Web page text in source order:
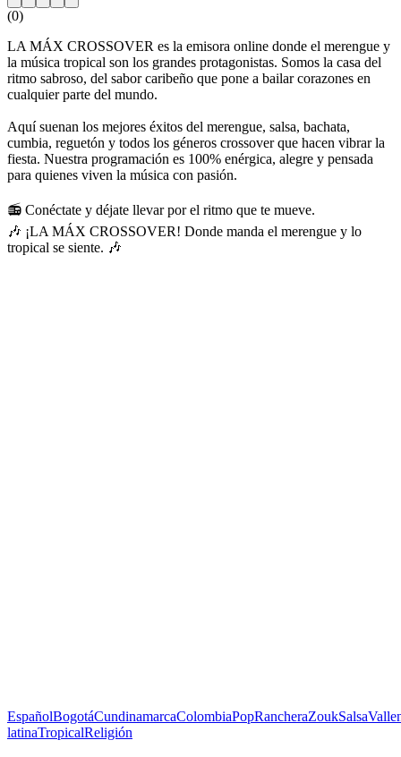
(0)
LA MÁX CROSSOVER es la emisora online donde el merengue y
la música tropical son los grandes protagonistas. Somos la casa del
ritmo sabroso, del sabor caribeño que pone a bailar corazones en
cualquier parte del mundo.
Aquí suenan los mejores éxitos del merengue, salsa, bachata,
cumbia, reguetón y todos los géneros crossover que hacen vibrar la
fiesta. Nuestra programación es 100% enérgica, alegre y pensada
para quienes viven la música con pasión.
📻 Conéctate y déjate llevar por el ritmo que te mueve.
🎶 ¡LA MÁX CROSSOVER! Donde manda el merengue y lo
tropical se siente. 🎶
EspañolBogotáCundinamarcaColombiaPopRancheraZoukSalsa
latinaTropicalReligión